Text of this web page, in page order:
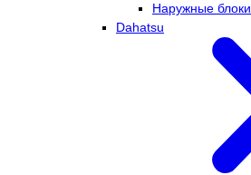
Наружные блоки
Dahatsu